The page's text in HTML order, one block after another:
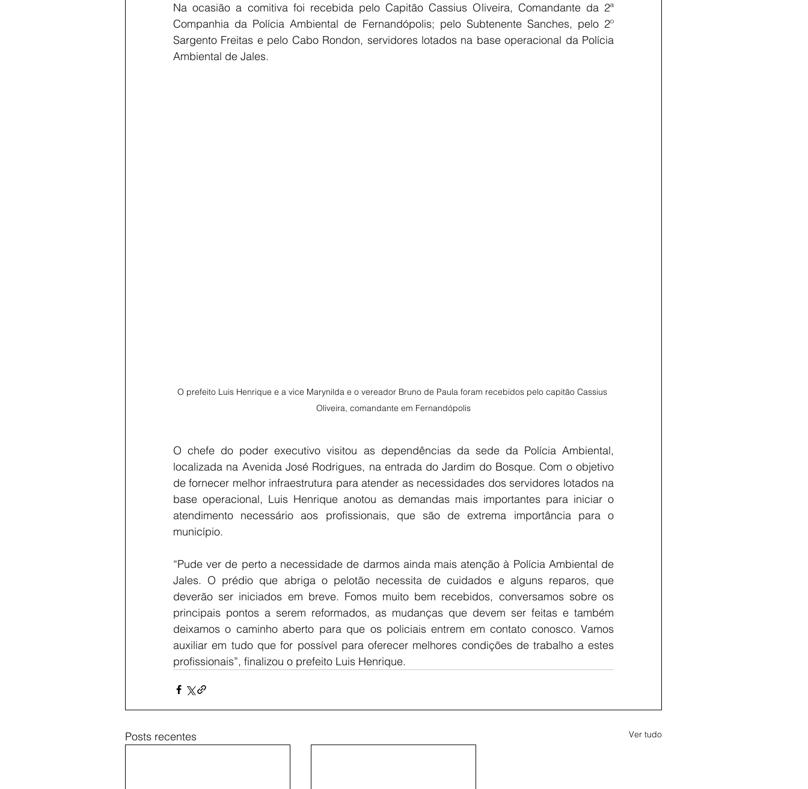
Na ocasião a comitiva foi recebida pelo Capitão Cassius Oliveira, Comandante da 2ª
Companhia da Polícia Ambiental de Fernandópolis; pelo Subtenente Sanches, pelo 2º
Sargento Freitas e pelo Cabo Rondon, servidores lotados na base operacional da Polícia
Ambiental de Jales.
O prefeito Luis Henrique e a vice Marynilda e o vereador Bruno de Paula foram recebidos pelo capitão Cassius
Oliveira, comandante em Fernandópolis
O chefe do poder executivo visitou as dependências da sede da Polícia Ambiental,
localizada na Avenida José Rodrigues, na entrada do Jardim do Bosque. Com o objetivo
de fornecer melhor infraestrutura para atender as necessidades dos servidores lotados na
base operacional, Luis Henrique anotou as demandas mais importantes para iniciar o
atendimento necessário aos profissionais, que são de extrema importância para o
município.
“Pude ver de perto a necessidade de darmos ainda mais atenção à Polícia Ambiental de
Jales. O prédio que abriga o pelotão necessita de cuidados e alguns reparos, que
deverão ser iniciados em breve. Fomos muito bem recebidos, conversamos sobre os
principais pontos a serem reformados, as mudanças que devem ser feitas e também
deixamos o caminho aberto para que os policiais entrem em contato conosco. Vamos
auxiliar em tudo que for possível para oferecer melhores condições de trabalho a estes
profissionais”, finalizou o prefeito Luis Henrique.
Posts recentes Ver tudo